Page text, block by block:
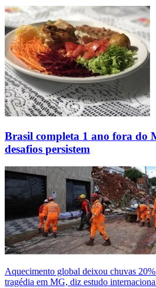
Brasil completa 1 ano fora do
desafios persistem
Aquecimento global deixou chuvas
tragédia em MG, diz estudo